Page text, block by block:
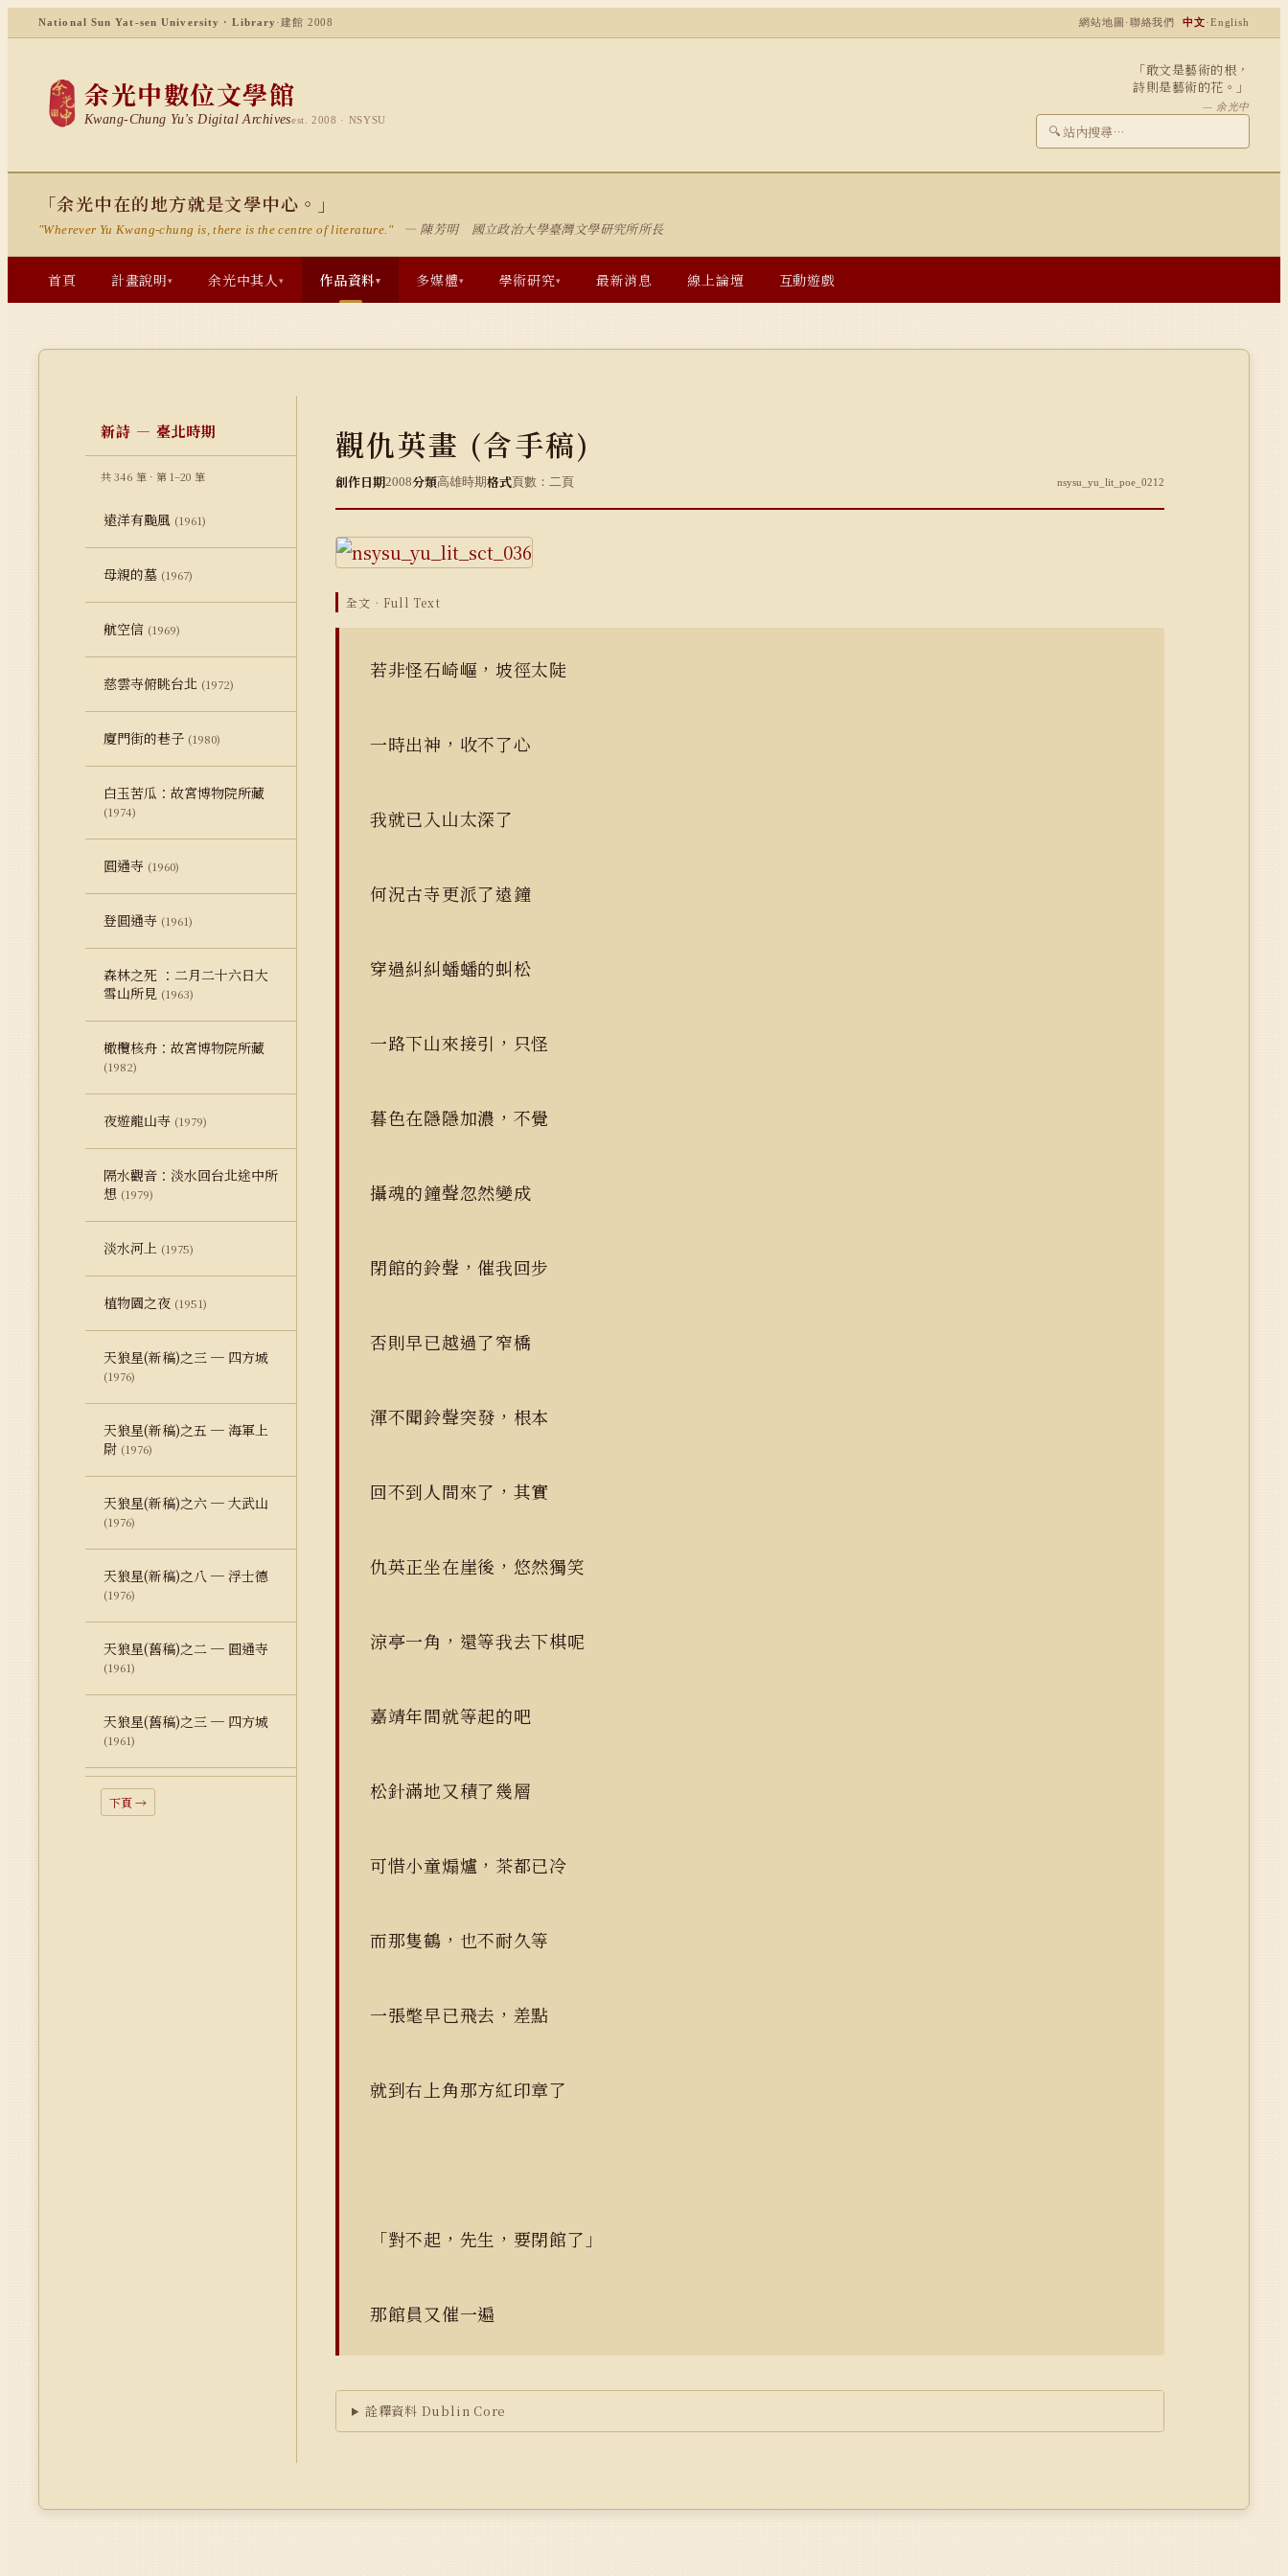
National Sun Yat-sen University · Library ·建館 2008 網站地圖 ·聯絡我們 中文·English
余光中數位文學館
Kwang-Chung Yu's Digital Archivesest. 2008 · NSYSU
「敢文是藝術的根，
詩則是藝術的花。」
— 余光中
🔍
「余光中在的地方就是文學中心。」
"Wherever Yu Kwang-chung is, there is the centre of literature." — 陳芳明 國立政治大學臺灣文學研究所所長
首頁 計畫說明▾ 余光中其人▾ 作品資料▾ 多媒體▾ 學術研究▾ 最新消息 線上論壇 互動遊戲
新詩 — 臺北時期
共 346 筆 · 第 1–20 筆
遠洋有颱風 (1961)
母親的墓 (1967)
航空信 (1969)
慈雲寺俯眺台北 (1972)
廈門街的巷子 (1980)
白玉苦瓜：故宮博物院所藏
(1974)
圓通寺 (1960)
登圓通寺 (1961)
森林之死 ：二月二十六日大
雪山所見 (1963)
橄欖核舟：故宮博物院所藏
(1982)
夜遊龍山寺 (1979)
隔水觀音：淡水回台北途中所
想 (1979)
淡水河上 (1975)
植物園之夜 (1951)
天狼星(新稿)之三 ─ 四方城
(1976)
天狼星(新稿)之五 ─ 海軍上
尉 (1976)
天狼星(新稿)之六 ─ 大武山
(1976)
天狼星(新稿)之八 ─ 浮士德
(1976)
天狼星(舊稿)之二 ─ 圓通寺
(1961)
天狼星(舊稿)之三 ─ 四方城
(1961)
下頁 →
觀仇英畫 (含手稿)
創作日期2008分類高雄時期格式頁數：二頁 nsysu_yu_lit_poe_0212
全文 · Full Text
若非怪石崎嶇，坡徑太陡
一時出神，收不了心
我就已入山太深了
何況古寺更派了遠鐘
穿過糾糾蟠蟠的虯松
一路下山來接引，只怪
暮色在隱隱加濃，不覺
攝魂的鐘聲忽然變成
閉館的鈴聲，催我回步
否則早已越過了窄橋
渾不聞鈴聲突發，根本
回不到人間來了，其實
仇英正坐在崖後，悠然獨笑
涼亭一角，還等我去下棋呢
嘉靖年間就等起的吧
松針滿地又積了幾層
可惜小童煽爐，茶都已冷
而那隻鶴，也不耐久等
一張氅早已飛去，差點
就到右上角那方紅印章了
「對不起，先生，要閉館了」
那館員又催一遍
詮釋資料 Dublin Core